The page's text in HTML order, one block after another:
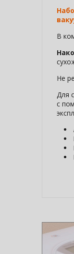
В
Не
Для
с